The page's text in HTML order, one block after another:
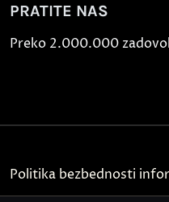
PRATITE NAS
Preko 2.000.000
Politika bezbednosti